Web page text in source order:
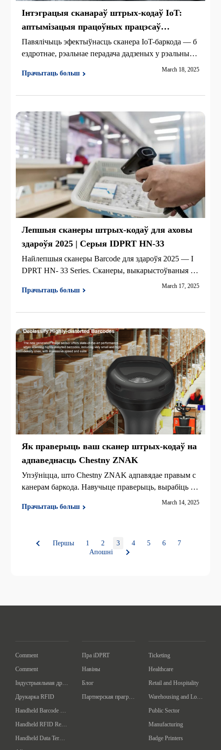
Інтэграцыя сканараў штрых-кодаў IoT:
аптымізацыя працоўных працэсаў
складзіравання і вытворчасці
Павялічыць эфектыўнасць сканера IoT-баркода — б
ездротнае, рэальнае перадача дадзеных у рэальным
часе і бяспечная інтэграцыя аблокаў для разумнага
вытворчасця і складу.
Прачытаць больш
March 18, 2025
Лепшыя сканеры штрых-кодаў для аховы
здароўя 2025 | Серыя IDPRT HN-33
Найлепшыя сканеры Barcode для здароўя 2025 — I
DPRT HN- 33 Series. Сканеры, выкарыстоўваныя ў
больніцы, для клінік, лабараторый і фармацый. Пав
ялічыць дакладнасць, рацыоналізаваць працоўныя п
Прачытаць больш
March 17, 2025
Як праверыць ваш сканер штрых-кодаў на
адпаведнасць Chestny ZNAK
Упэўніцца, што Chestny ZNAK адпавядае правым с
канерам баркода. Навучыце праверыць, вырабіць пр
аблемы і вылучыце найлепшы 2D сканер для кодаў
Data Matrix.
Прачытаць больш
March 14, 2025
Першы 1 2 3 4 5 6
7
Апошні
Comment
Comment
Індустрыяльная друкарка баркодаў
Друкарка RFID
Handheld Barcode Scanner
Handheld RFID Reader/Writer
Handheld Data Terminal
Пра iDPRT
Навіны
Блог
Партнерская праграма
Ticketing
Healthcare
Retail and Hospitality
Warehousing and Logistics
Public Sector
Manufacturing
Badge Printers